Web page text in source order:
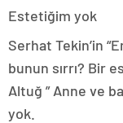
Estetiğim yok
Serhat Tekin’in
bunun sırrı? Bir
Altuğ ” Anne ve
yok.